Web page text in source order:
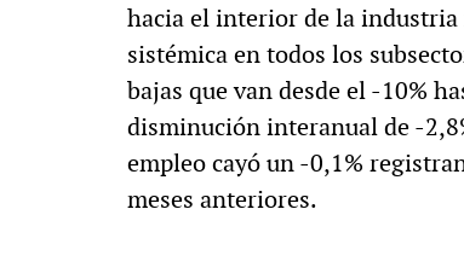
hacia el interior de la industria
sistémica en todos los
bajas que van desde el -10%
disminución interanual de -
empleo cayó un -0,1%
meses anteriores.